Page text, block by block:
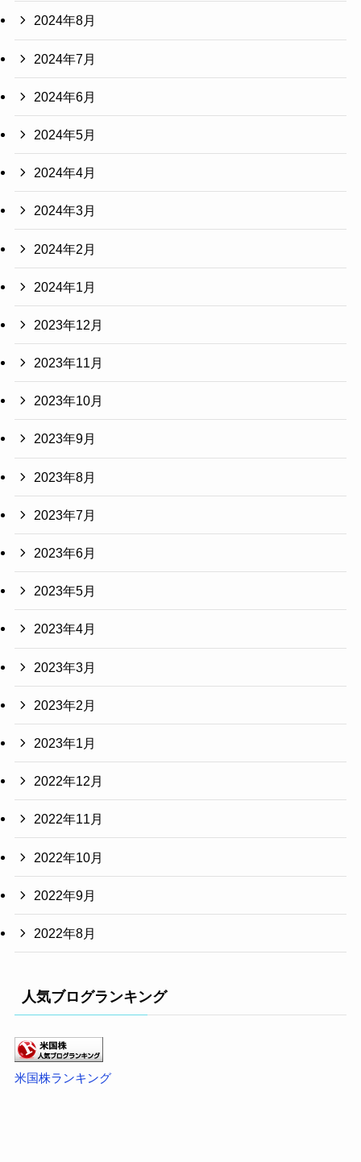
2024年8月
2024年7月
2024年6月
2024年5月
2024年4月
2024年3月
2024年2月
2024年1月
2023年12月
2023年11月
2023年10月
2023年9月
2023年8月
2023年7月
2023年6月
2023年5月
2023年4月
2023年3月
2023年2月
2023年1月
2022年12月
2022年11月
2022年10月
2022年9月
2022年8月
人気ブログランキング
米国株ランキング